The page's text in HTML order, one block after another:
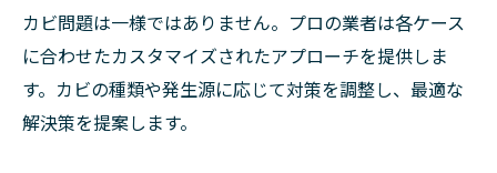
カビ問題は一様ではありません。プロの業者は各ケース
に合わせたカスタマイズされたアプローチを提供しま
す。カビの種類や発生源に応じて対策を調整し、最適な
解決策を提案します。